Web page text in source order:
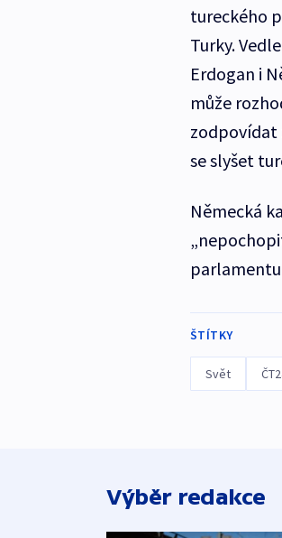
tureckého
Turky.
Erdogan i
může
zodpovídat
se slyšet
Německá
ŠTÍTKY
Svět
Výběr redakce